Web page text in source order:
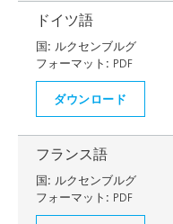
ドイツ語
国: ルクセンブルグ
フォーマット: PDF
ダウンロード
フランス語
国: ルクセンブルグ
フォーマット: PDF